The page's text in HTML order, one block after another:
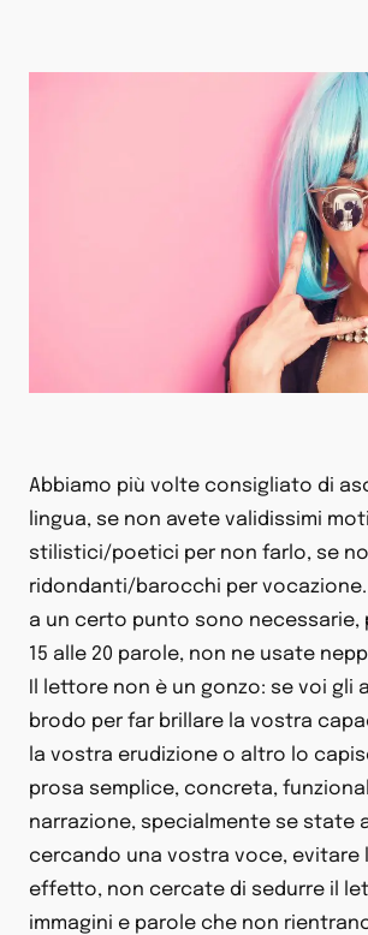
Abbiamo più volte consigliato di
lingua, se non avete validissimi
stilistici/poetici per non farlo, se
ridondanti/barocchi per vocazione.
a un certo punto sono necessarie,
15 alle 20 parole, non ne usate
Il lettore non è un gonzo: se voi gli
brodo per far brillare la vostra
la vostra erudizione o altro lo
prosa semplice, concreta,
narrazione, specialmente se state
cercando una vostra voce, evitare
effetto, non cercate di sedurre il
immagini e parole che non